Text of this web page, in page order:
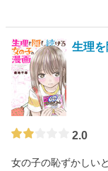
生理
2.0
女の子の恥ずかしい